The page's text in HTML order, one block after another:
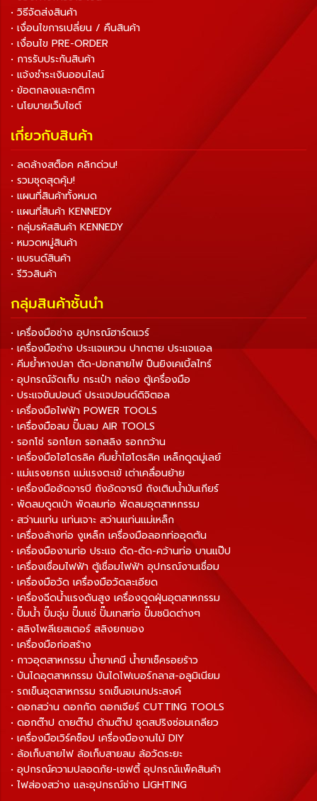
• วิธีจัดส่งสินค้า
• เงื่อนไขการเปลี่ยน / คืนสินค้า
• เงื่อนไข PRE-ORDER
• การรับประกันสินค้า
• แจ้งชำระเงินออนไลน์
• ข้อตกลงและกติกา
• นโยบายเว็บไซต์
เกี่ยวกับสินค้า
• ลดล้างสต็อค คลิกด่วน!
• รวมชุดสุดคุ้ม!
• แผนที่สินค้าทั้งหมด
• แผนที่สินค้า KENNEDY
• กลุ่มรหัสสินค้า KENNEDY
• หมวดหมู่สินค้า
• แบรนด์สินค้า
• รีวิวสินค้า
กลุ่มสินค้าชั้นนำ
• เครื่องมือช่าง อุปกรณ์ฮาร์ดแวร์
• เครื่องมือช่าง ประแจแหวน ปากตาย ประแจแอล
• คีมย้ำหางปลา ตัด-ปอกสายไฟ ปืนยิงเคเบิ้ลไทร์
• อุปกรณ์จัดเก็บ กระเป๋า กล่อง ตู้เครื่องมือ
• ประแจขันปอนด์ ประแจปอนด์ดิจิตอล
• เครื่องมือไฟฟ้า POWER TOOLS
• เครื่องมือลม ปั๊มลม AIR TOOLS
• รอกโซ่ รอกโยก รอกสลิง รอกกว้าน
• เครื่องมือไฮโดรลิค คีมย้ำไฮโดรลิค เหล็กดูดมู่เลย์
• แม่แรงยกรถ แม่แรงตะเข้ เต่าเคลื่อนย้าย
• เครื่องมืออัดจารบี ถังอัดจารบี ถังเติมน้ำมันเกียร์
• พัดลมดูดเป่า พัดลมท่อ พัดลมอุตสาหกรรม
• สว่านแท่น แท่นเจาะ สว่านแท่นแม่เหล็ก
• เครื่องล้างท่อ งูเหล็ก เครื่องมือลอกท่ออุดตัน
• เครื่องมืองานท่อ ประแจ ดัด-ตัด-คว้านท่อ บานแป๊ป
• เครื่องเชื่อมไฟฟ้า ตู้เชื่อมไฟฟ้า อุปกรณ์งานเชื่อม
• เครื่องมือวัด เครื่องมือวัดละเอียด
• เครื่องฉีดน้ำแรงดันสูง เครื่องดูดฝุ่นอุตสาหกรรม
• ปั๊มน้ำ ปั๊มจุ่ม ปั๊มแช่ ปั๊มเทสท่อ ปั๊มชนิดต่างๆ
• สลิงโพลีเยสเตอร์ สลิงยกของ
• เครื่องมือก่อสร้าง
• กาวอุตสาหกรรม น้ำยาเคมี น้ำยาเช็ครอยร้าว
• บันไดอุตสาหกรรม บันไดไฟเบอร์กลาส-อลูมิเนียม
• รถเข็นอุตสาหกรรม รถเข็นอเนกประสงค์
• ดอกสว่าน ดอกกัด ดอกเจียร์ CUTTING TOOLS
• ดอกต๊าป ดายต๊าป ด้ามต๊าป ชุดสปริงซ่อมเกลียว
• เครื่องมือเวิร์คช็อป เครื่องมืองานไม้ DIY
• ล้อเก็บสายไฟ ล้อเก็บสายลม ล้อวัดระยะ
• อุปกรณ์ความปลอดภัย-เซฟตี้ อุปกรณ์แพ็คสินค้า
• ไฟส่องสว่าง และอุปกรณ์ช่าง LIGHTING